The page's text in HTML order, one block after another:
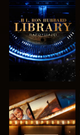
ΕΞΕΡΕΥΝΗΣΤΕ
ΤΗ ΣΕΙΡΑ
ΕΞΕΡΕΥΝΗΣΤΕ
ΤΗ ΣΕΙΡΑ